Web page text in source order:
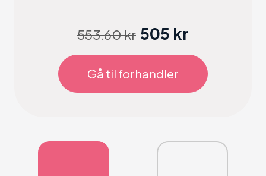
553.60 kr 505 kr
Gå til forhandler